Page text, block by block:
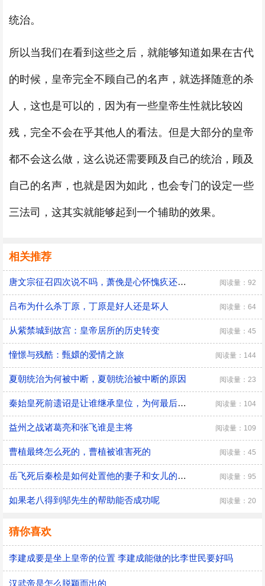
统治。
所以当我们在看到这些之后，就能够知道如果在古代
的时候，皇帝完全不顾自己的名声，就选择随意的杀
人，这也是可以的，因为有一些皇帝生性就比较凶
残，完全不会在乎其他人的看法。但是大部分的皇帝
都不会这么做，这么说还需要顾及自己的统治，顾及
自己的名声，也就是因为如此，也会专门的设定一些
三法司，这其实就能够起到一个辅助的效果。
相关推荐
唐文宗征召四次说不吗，萧俛是心怀愧疚还是居功自傲 阅读量：92
吕布为什么杀丁原，丁原是好人还是坏人 阅读量：64
从紫禁城到故宫：皇帝居所的历史转变 阅读量：45
憧憬与残酷：甄嬛的爱情之旅 阅读量：144
夏朝统治为何被中断，夏朝统治被中断的原因 阅读量：23
秦始皇死前遗诏是让谁继承皇位，为何最后是胡亥继位 阅读量：104
益州之战诸葛亮和张飞谁是主将 阅读量：109
曹植最终怎么死的，曹植被谁害死的 阅读量：45
​岳飞死后秦桧是如何处置他的妻子和女儿的，秦桧怎么处置岳飞家人的 阅读量：95
如果老八得到邬先生的帮助能否成功呢 阅读量：20
猜你喜欢
李建成要是坐上皇帝的位置 李建成能做的比李世民要好吗
汉武帝是怎么脱颖而出的